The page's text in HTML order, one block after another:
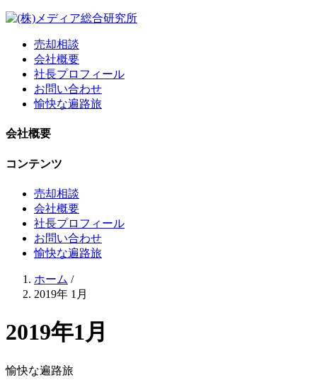
売却相談
会社概要
社長プロフィール
お問い合わせ
愉快な遍路旅
会社概要
コンテンツ
売却相談
会社概要
社長プロフィール
お問い合わせ
愉快な遍路旅
ホーム /
2019年 1月
2019年1月
愉快な遍路旅